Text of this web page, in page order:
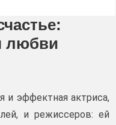
любви
и эффектная актриса,
и режиссеров: ей